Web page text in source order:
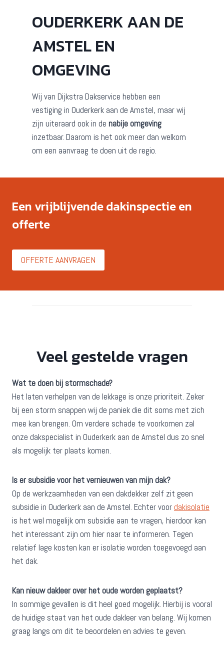
OUDERKERK AAN DE
AMSTEL EN
OMGEVING
Wij van Dijkstra Dakservice hebben een
vestiging in Ouderkerk aan de Amstel, maar wij
zijn uiteraard ook in de nabije omgeving
inzetbaar. Daarom is het ook meer dan welkom
om een aanvraag te doen uit de regio.
Een vrijblijvende dakinspectie en
offerte
OFFERTE AANVRAGEN
Veel gestelde vragen
Wat te doen bij stormschade?
Het laten verhelpen van de lekkage is onze prioriteit. Zeker
bij een storm snappen wij de paniek die dit soms met zich
mee kan brengen. Om verdere schade te voorkomen zal
onze dakspecialist in Ouderkerk aan de Amstel dus zo snel
als mogelijk ter plaats komen.
Is er subsidie voor het vernieuwen van mijn dak?
Op de werkzaamheden van een dakdekker zelf zit geen
subsidie in Ouderkerk aan de Amstel. Echter voor dakisolatie
is het wel mogelijk om subsidie aan te vragen, hierdoor kan
het interessant zijn om hier naar te informeren. Tegen
relatief lage kosten kan er isolatie worden toegevoegd aan
het dak.
Kan nieuw dakleer over het oude worden geplaatst?
In sommige gevallen is dit heel goed mogelijk. Hierbij is vooral
de huidige staat van het oude dakleer van belang. Wij komen
graag langs om dit te beoordelen en advies te geven.